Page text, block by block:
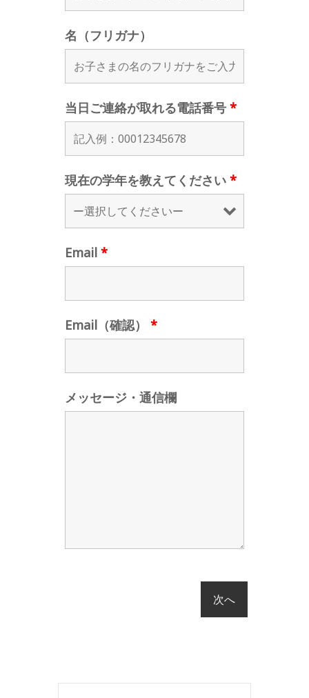
名（フリガナ）
当日ご連絡が取れる電話番号 *
現在の学年を教えてください *
Email *
Email（確認） *
メッセージ・通信欄